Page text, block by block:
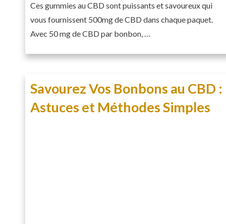
Ces gummies au CBD sont puissants et savoureux qui
vous fournissent 500mg de CBD dans chaque paquet.
Avec 50 mg de CBD par bonbon, …
Savourez Vos Bonbons au CBD :
Astuces et Méthodes Simples